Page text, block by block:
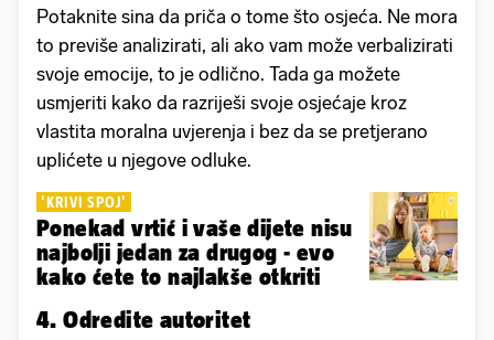
Potaknite sina da priča o tome što osjeća. Ne mora
to previše analizirati, ali ako vam može verbalizirati
svoje emocije, to je odlično. Tada ga možete
usmjeriti kako da razriješi svoje osjećaje kroz
vlastita moralna uvjerenja i bez da se pretjerano
uplićete u njegove odluke.
'KRIVI SPOJ'
Ponekad vrtić i vaše dijete nisu
najbolji jedan za drugog - evo
kako ćete to najlakše otkriti
4. Odredite autoritet